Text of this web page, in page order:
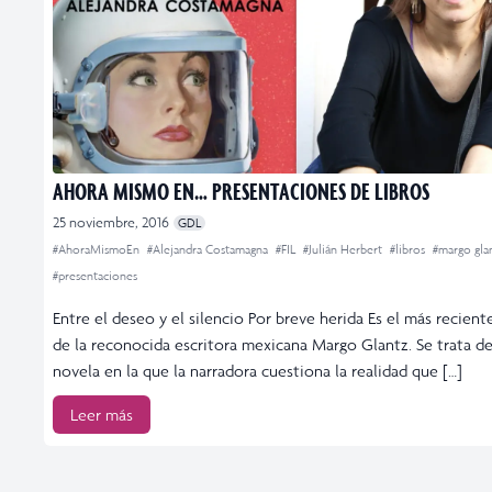
AHORA MISMO EN… PRESENTACIONES DE LIBROS
25 noviembre, 2016 GDL
#AhoraMismoEn #Alejandra Costamagna #FIL #Julián Herbert #libros #margo
#presentaciones
Entre el deseo y el silencio Por breve herida Es el más
de la reconocida escritora mexicana Margo Glantz. Se trata
novela en la que la narradora cuestiona la realidad que […]
Leer más